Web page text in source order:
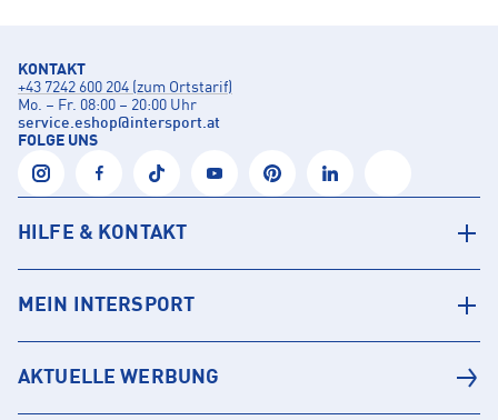
KONTAKT
+43 7242 600 204 (zum Ortstarif)
Mo. – Fr. 08:00 – 20:00 Uhr
service.eshop@intersport.at
FOLGE UNS
HILFE & KONTAKT
MEIN INTERSPORT
AKTUELLE WERBUNG